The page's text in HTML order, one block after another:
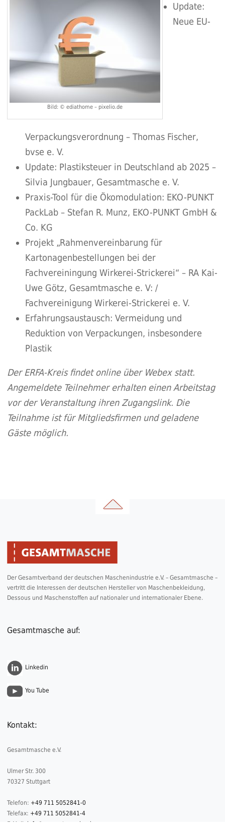
Bild: © ediathome – pixelio.de
Update:
Neue EU-
Verpackungsverordnung – Thomas Fischer,
bvse e. V.
Update: Plastiksteuer in Deutschland ab 2025 –
Silvia Jungbauer, Gesamtmasche e. V.
Praxis-Tool für die Ökomodulation: EKO-PUNKT
PackLab – Stefan R. Munz, EKO-PUNKT GmbH &
Co. KG
Projekt „Rahmenvereinbarung für
Kartonagenbestellungen bei der
Fachvereiningung Wirkerei-Strickerei“ – RA Kai-
Uwe Götz, Gesamtmasche e. V: /
Fachvereinigung Wirkerei-Strickerei e. V.
Erfahrungsaustausch: Vermeidung und
Reduktion von Verpackungen, insbesondere
Plastik
Der ERFA-Kreis findet online über Webex statt.
Angemeldete Teilnehmer erhalten einen Arbeitstag
vor der Veranstaltung ihren Zugangslink. Die
Teilnahme ist für Mitgliedsfirmen und geladene
Gäste möglich.
Der Gesamtverband der deutschen Maschenindustrie e.V. – Gesamtmasche –
vertritt die Interessen der deutschen Hersteller von Maschenbekleidung,
Dessous und Maschenstoffen auf nationaler und internationaler Ebene.
Gesamtmasche auf:
Linkedin
You Tube
Kontakt:
Gesamtmasche e.V.
Ulmer Str. 300
70327 Stuttgart
Telefon: +49 711 5052841-0
Telefax: +49 711 5052841-4
E-Mail:
info@gesamtmasche.de